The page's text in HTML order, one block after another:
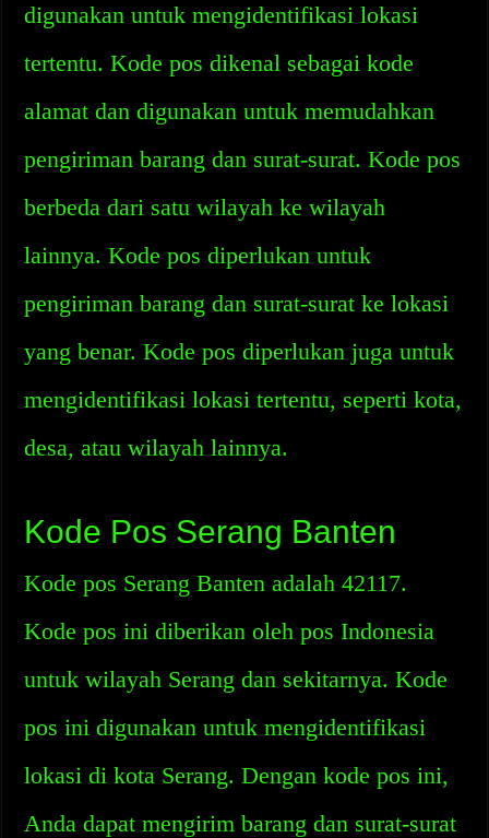
digunakan untuk mengidentifikasi lokasi
tertentu. Kode pos dikenal sebagai kode
alamat dan digunakan untuk memudahkan
pengiriman barang dan surat-surat. Kode pos
berbeda dari satu wilayah ke wilayah
lainnya. Kode pos diperlukan untuk
pengiriman barang dan surat-surat ke lokasi
yang benar. Kode pos diperlukan juga untuk
mengidentifikasi lokasi tertentu, seperti kota,
desa, atau wilayah lainnya.
Kode Pos Serang Banten
Kode pos Serang Banten adalah 42117.
Kode pos ini diberikan oleh pos Indonesia
untuk wilayah Serang dan sekitarnya. Kode
pos ini digunakan untuk mengidentifikasi
lokasi di kota Serang. Dengan kode pos ini,
Anda dapat mengirim barang dan surat-surat